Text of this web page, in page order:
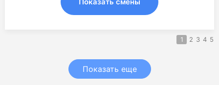
1 2 3 4 5
Показать еще